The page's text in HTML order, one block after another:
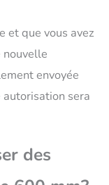
et que vous avez
nouvelle
envoyée
sera
des